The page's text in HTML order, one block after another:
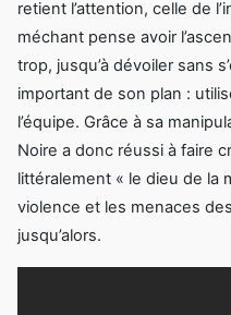
retient l’attention, celle de
méchant pense avoir
trop, jusqu’à dévoiler sans
important de son plan :
l’équipe. Grâce à sa
Noire a donc réussi à faire
littéralement « le dieu de la
violence et les menaces
jusqu’alors.